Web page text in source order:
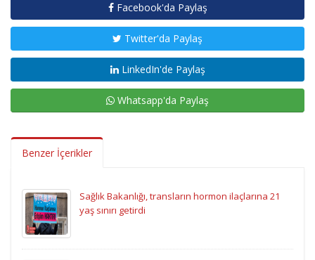
Facebook'da Paylaş
Twitter'da Paylaş
LinkedIn'de Paylaş
Whatsapp'da Paylaş
Benzer İçerikler
Sağlık Bakanlığı, transların hormon ilaçlarına 21
yaş sınırı getirdi